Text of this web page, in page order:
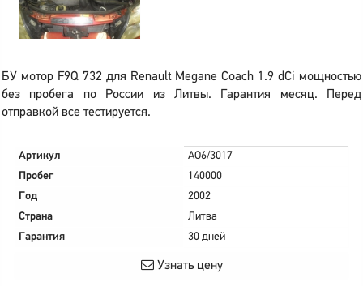
БУ мотор F9Q 732 для Renault Megane Coach 1.9 dCi мощностью
без пробега по России из Литвы. Гарантия месяц. Перед
отправкой все тестируется.
Артикул
AO6/3017
Пробег
140000
Год
2002
Страна
Литва
Гарантия
30 дней
Узнать цену